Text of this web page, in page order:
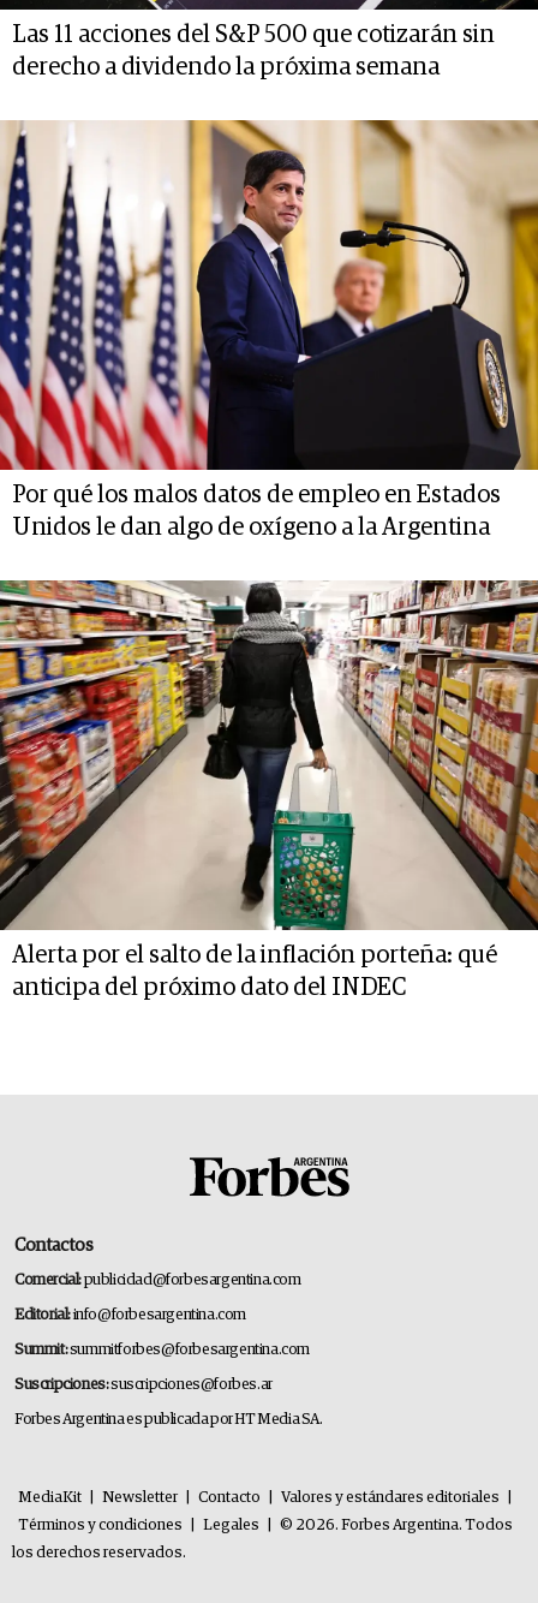
Las 11 acciones del S&P 500 que cotizarán sin
derecho a dividendo la próxima semana
Por qué los malos datos de empleo en Estados
Unidos le dan algo de oxígeno a la Argentina
Alerta por el salto de la inflación porteña: qué
anticipa del próximo dato del INDEC
Contactos
Comercial:publicidad@forbesargentina.com
Editorial:info@forbesargentina.com
Summit:summitforbes@forbesargentina.com
Suscripciones:suscripciones@forbes.ar
Forbes Argentina es publicada por HT Media SA.
MediaKit Newsletter Contacto Valores y estándares editoriales
Términos y condiciones
Legales
© 2026. Forbes Argentina. Todos
los derechos reservados.